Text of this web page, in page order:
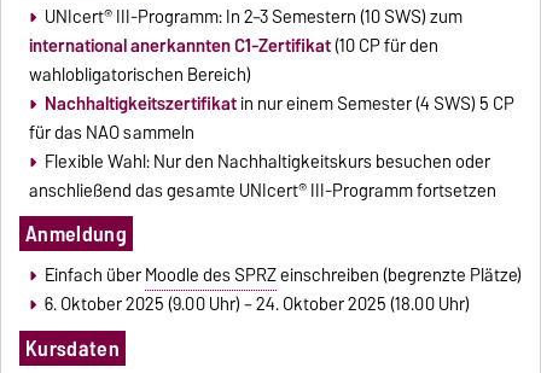
UNIcert® III-Programm: In 2–3 Semestern (10 SWS) zum
international anerkannten C1-Zertifikat(10 CP für den
wahlobligatorischen Bereich)
Nachhaltigkeitszertifikatin nur einem Semester (4 SWS) 5 CP
für das NAO sammeln
Flexible Wahl: Nur den Nachhaltigkeitskurs besuchen oder
anschließend das gesamte UNIcert® III-Programm fortsetzen
Anmeldung
Einfach überMoodle des SPRZeinschreiben (begrenzte Plätze)
6. Oktober 2025 (9.00 Uhr) – 24. Oktober 2025 (18.00 Uhr)
Kursdaten